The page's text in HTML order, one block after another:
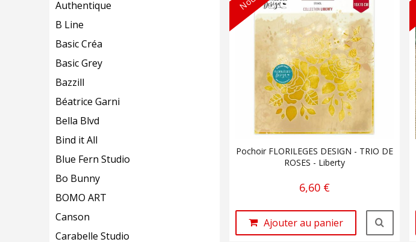
Authentique
B Line
Basic Créa
Basic Grey
Bazzill
Béatrice Garni
Bella Blvd
Bind it All
Blue Fern Studio
Bo Bunny
BOMO ART
Canson
Carabelle Studio
Pochoir FLORILEGES DESIGN - TRIO DE
ROSES - Liberty
6,60 €
Ajouter au panier